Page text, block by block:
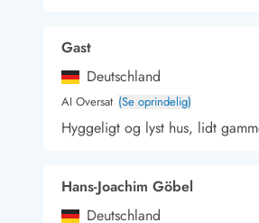
Bæredygtighed
Gæsterne siger
Nyhedsbrev
Sponsorater - Esmark støtter
Lejebetingelser
Gast
Deutschland
AI Oversat (Se oprindelig)
Hyggeligt og lyst hus, lidt
Hans-Joachim Göbel
Deutschland